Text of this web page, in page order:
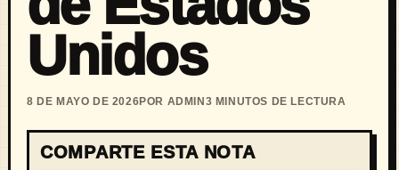
Unidos
8 DE MAYO DE 2026POR ADMIN 3 MINUTOS DE LECTURA
COMPARTE ESTA NOTA